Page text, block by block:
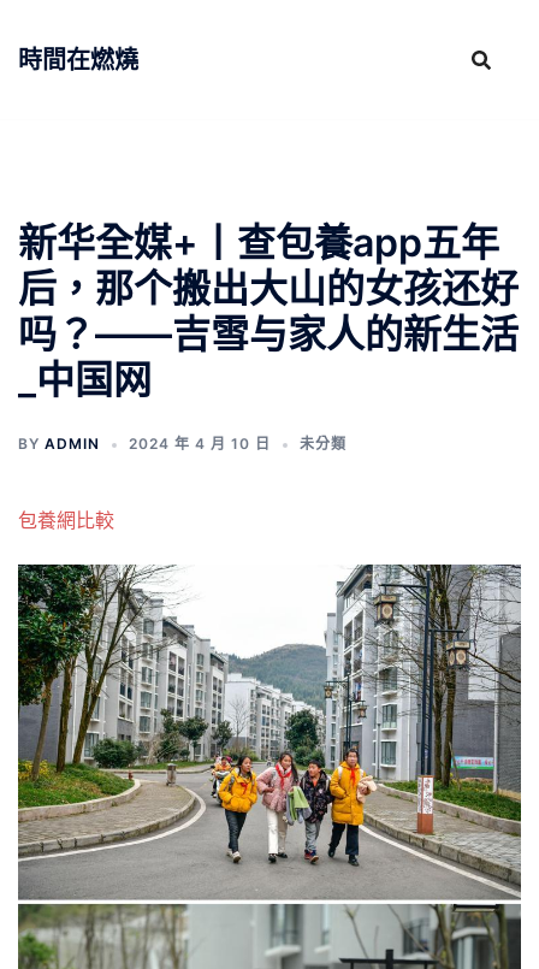
時間在燃燒
新华全媒+丨查包養app五年
后，那个搬出大山的女孩还好
吗？——吉雪与家人的新生活
_中国网
BY ADMIN 2024 年 4 月 10 日 未分類
包養網比較